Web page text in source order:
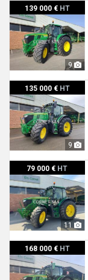
139 000 € HT
9
John Deere 6M 200
135 000 € HT
9
John Deere 6250R
79 000 € HT
11
John Deere 6155R
168 000 € HT
John Deere 6R 195